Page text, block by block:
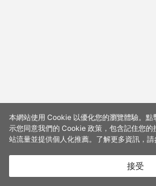
本網站使用 Cookie 以優化您的瀏覽體驗。
示您同意我們的 Cookie 政策，包含記住您
站流量並提供個人化推薦。了解更多資訊，請
接受